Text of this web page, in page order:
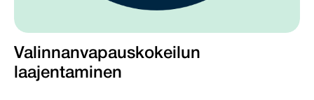
Valinnanvapauskokeilun
laajentaminen